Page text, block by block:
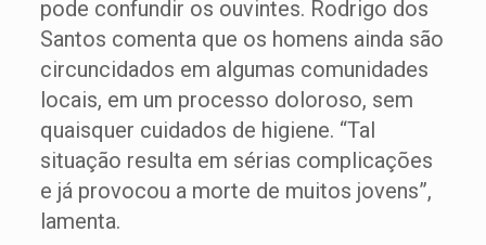
pode confundir os ouvintes. Rodrigo dos
Santos comenta que os homens ainda são
circuncidados em algumas comunidades
locais, em um processo doloroso, sem
quaisquer cuidados de higiene. “Tal
situação resulta em sérias complicações
e já provocou a morte de muitos jovens”,
lamenta.